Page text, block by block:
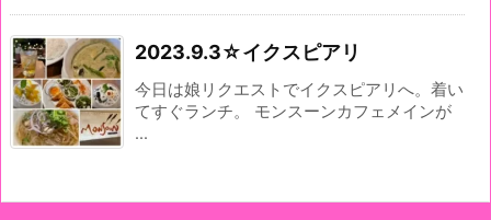
2023.9.3☆イクスピアリ
今日は娘リクエストでイクスピアリへ。着い
てすぐランチ。 モンスーンカフェメインが
...